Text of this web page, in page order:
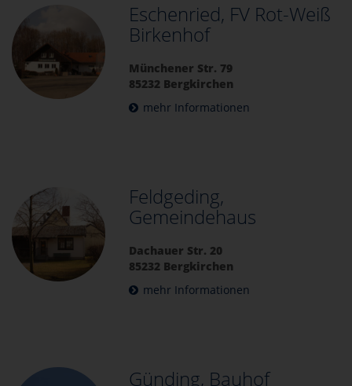
Eschenried, FV Rot-Weiß
Birkenhof
Münchener Str. 79
85232 Bergkirchen
mehr Informationen
Feldgeding,
Gemeindehaus
Dachauer Str. 20
85232 Bergkirchen
mehr Informationen
Günding, Bauhof